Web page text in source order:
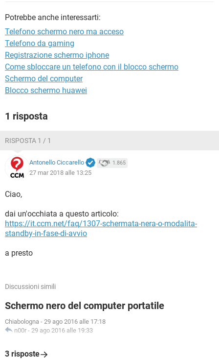
HARDWARE
HARDWARE
Potrebbe anche interessarti:
Telefono schermo nero ma acceso
Telefono da gaming
Registrazione schermo iphone
Come sbloccare un telefono con il blocco schermo
Schermo del computer
Blocco schermo huawei
1 risposta
RISPOSTA 1 / 1
Antonello Ciccarello 1.865
27 mar 2018 alle 13:25
Ciao,
dai un'occhiata a questo articolo:
https://it.ccm.net/faq/1307-schermata-nera-o-modalita-
standby-in-fase-di-avvio
a presto
Discussioni simili
Schermo nero del computer portatile
Chiabologna - 29 ago 2016 alle 17:18
n00r - 29 ago 2016 alle 19:33
3 risposte